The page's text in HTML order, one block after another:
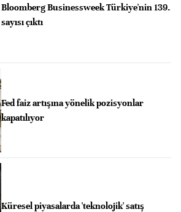
Bloomberg Businessweek Türkiye'nin 139.
sayısı çıktı
Fed faiz artışına yönelik pozisyonlar
kapatılıyor
Küresel piyasalarda 'teknolojik' satış